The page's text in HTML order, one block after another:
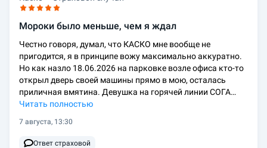
Мороки было меньше, чем я ждал
Честно говоря, думал, что КАСКО мне вообще не
пригодится, я в принципе вожу максимально аккуратно.
Но как назло 18.06.2026 на парковке возле офиса кто-то
открыл дверь своей машины прямо в мою, осталась
приличная вмятина. Девушка на горячей линии СОГА…
Читать полностью
7 августа, 13:30
Ответ страховой